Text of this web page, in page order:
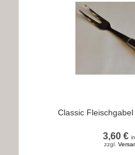
Classic
3,60 €
zzgl.